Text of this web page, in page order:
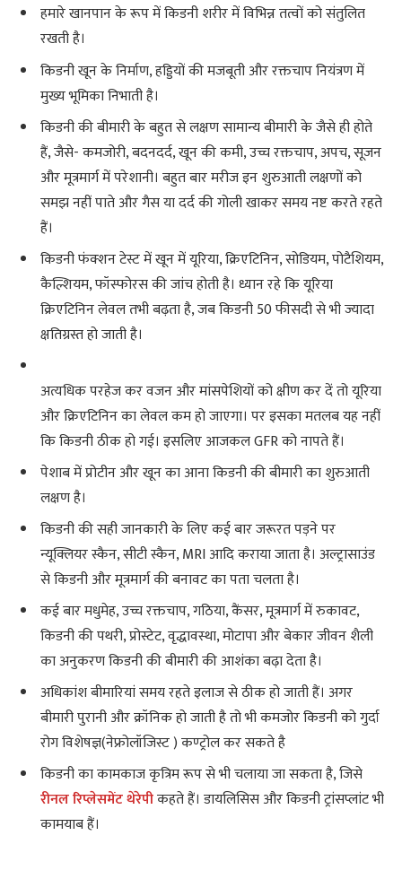
हमारे खानपान के रूप में किडनी शरीर में विभिन्न तत्वों को संतुलित
रखती है।
किडनी खून के निर्माण, हड्डियों की मजबूती और रक्तचाप नियंत्रण में
मुख्य भूमिका निभाती है।
किडनी की बीमारी के बहुत से लक्षण सामान्य बीमारी के जैसे ही होते
हैं, जैसे- कमजोरी, बदनदर्द, खून की कमी, उच्च रक्तचाप, अपच, सूजन
और मूत्रमार्ग में परेशानी। बहुत बार मरीज इन शुरुआती लक्षणों को
समझ नहीं पाते और गैस या दर्द की गोली खाकर समय नष्ट करते रहते
हैं।
किडनी फंक्शन टेस्ट में खून में यूरिया, क्रिएटिनिन, सोडियम, पोटैशियम,
कैल्शियम, फॉस्फोरस की जांच होती है। ध्यान रहे कि यूरिया
क्रिएटिनिन लेवल तभी बढ़ता है, जब किडनी 50 फीसदी से भी ज्यादा
क्षतिग्रस्त हो जाती है।
अत्यधिक परहेज कर वजन और मांसपेशियों को क्षीण कर दें तो यूरिया
और क्रिएटिनिन का लेवल कम हो जाएगा। पर इसका मतलब यह नहीं
कि किडनी ठीक हो गई। इसलिए आजकल GFR को नापते हैं।
पेशाब में प्रोटीन और खून का आना किडनी की बीमारी का शुरुआती
लक्षण है।
किडनी की सही जानकारी के लिए कई बार जरूरत पड़ने पर
न्यूक्लियर स्कैन, सीटी स्कैन, MRI आदि कराया जाता है। अल्ट्रासाउंड
से किडनी और मूत्रमार्ग की बनावट का पता चलता है।
कई बार मधुमेह, उच्च रक्तचाप, गठिया, कैंसर, मूत्रमार्ग में रुकावट,
किडनी की पथरी, प्रोस्टेट, वृद्धावस्था, मोटापा और बेकार जीवन शैली
का अनुकरण किडनी की बीमारी की आशंका बढ़ा देता है।
अधिकांश बीमारियां समय रहते इलाज से ठीक हो जाती हैं। अगर
बीमारी पुरानी और क्रॉनिक हो जाती है तो भी कमजोर किडनी को गुर्दा
रोग विशेषज्ञ(नेफ्रोलॉजिस्ट ) कण्ट्रोल कर सकते है
किडनी का कामकाज कृत्रिम रूप से भी चलाया जा सकता है, जिसे
रीनल रिप्लेसमेंट थेरेपीकहते हैं। डायलिसिस और किडनी ट्रांसप्लांट भी
कामयाब हैं।